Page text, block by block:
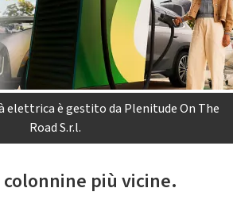
elettrica è gestito da Plenitude On The
Road S.r.l.
colonnine più vicine.